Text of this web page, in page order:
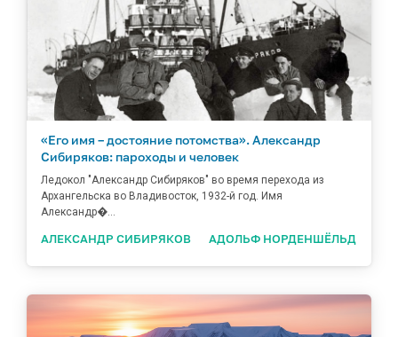
«Его имя – достояние потомства». Александр
Сибиряков: пароходы и человек
Ледокол "Александр Сибиряков" во время перехода из
Архангельска во Владивосток, 1932-й год. Имя
Александр�...
АЛЕКСАНДР СИБИРЯКОВ АДОЛЬФ НОРДЕНШЁЛЬД